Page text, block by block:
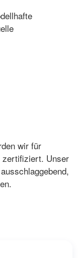
wir für
zertifiziert. Unser